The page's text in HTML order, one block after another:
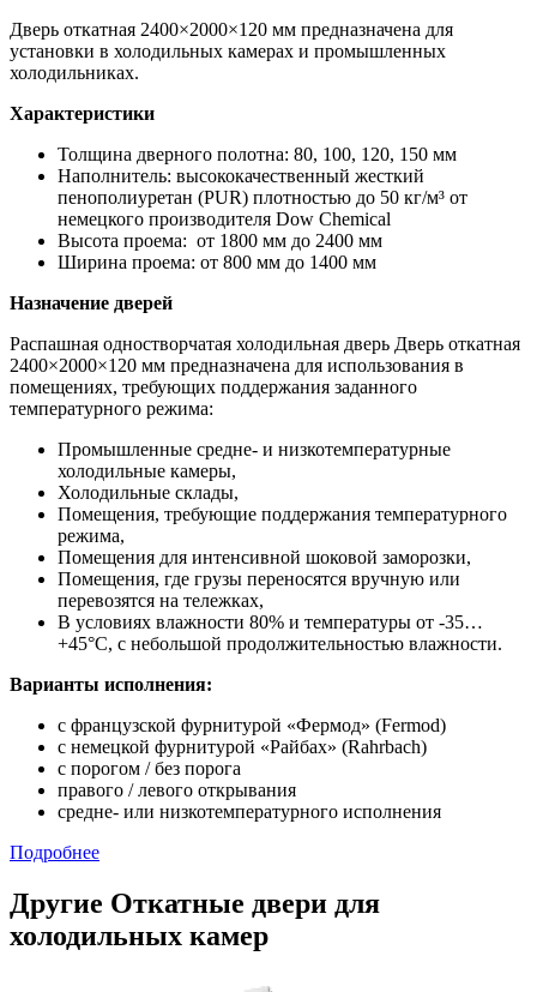
Дверь откатная 2400×2000×120 мм предназначена для
установки в холодильных камерах и промышленных
холодильниках.
Характеристики
Толщина дверного полотна: 80, 100, 120, 150 мм
Наполнитель: высококачественный жесткий
пенополиуретан (PUR) плотностью до 50 кг/м³ от
немецкого производителя Dow Chemiсal
Высота проема: от 1800 мм до 2400 мм
Ширина проема: от 800 мм до 1400 мм
Назначение дверей
Распашная одностворчатая холодильная дверь Дверь откатная
2400×2000×120 мм предназначена для использования в
помещениях, требующих поддержания заданного
температурного режима:
Промышленные средне- и низкотемпературные
холодильные камеры,
Холодильные склады,
Помещения, требующие поддержания температурного
режима,
Помещения для интенсивной шоковой заморозки,
Помещения, где грузы переносятся вручную или
перевозятся на тележках,
В условиях влажности 80% и температуры от -35…
+45°С, с небольшой продолжительностью влажности.
Варианты исполнения:
с французской фурнитурой «Фермод» (Fermod)
c немецкой фурнитурой «Райбах» (Rahrbach)
с порогом / без порога
правого / левого открывания
средне- или низкотемпературного исполнения
Подробнее
Другие Откатные двери для
холодильных камер